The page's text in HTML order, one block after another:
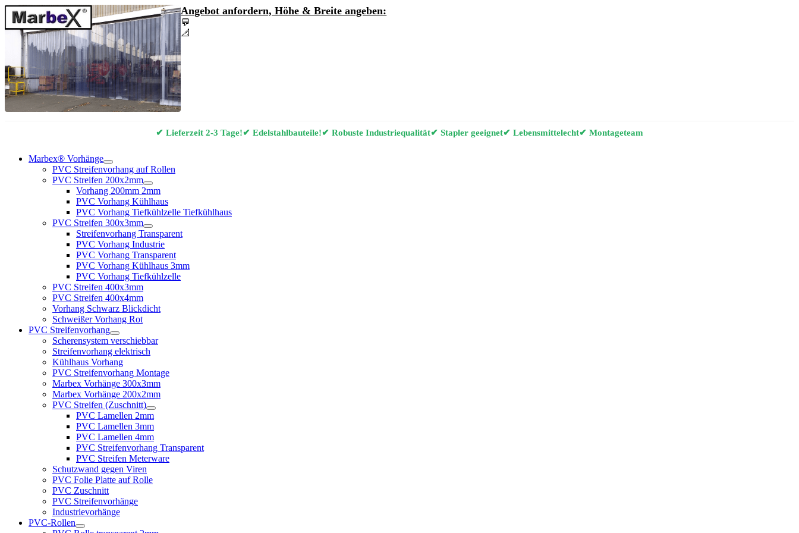
Angebot anfordern, Höhe & Breite angeben:
💬
📐
✔ Lieferzeit 2-3 Tage!✔ Edelstahlbauteile!✔ Robuste Industriequalität✔ Stapler geeignet✔ Lebensmittelecht✔ Montageteam
Marbex® Vorhänge
PVC Streifenvorhang auf Rollen
PVC Streifen 200x2mm
Vorhang 200mm 2mm
PVC Vorhang Kühlhaus
PVC Vorhang Tiefkühlzelle Tiefkühlhaus
PVC Streifen 300x3mm
Streifenvorhang Transparent
PVC Vorhang Industrie
PVC Vorhang Transparent
PVC Vorhang Kühlhaus 3mm
PVC Vorhang Tiefkühlzelle
PVC Streifen 400x3mm
PVC Streifen 400x4mm
Vorhang Schwarz Blickdicht
Schweißer Vorhang Rot
PVC Streifenvorhang
Scherensystem verschiebbar
Streifenvorhang elektrisch
Kühlhaus Vorhang
PVC Streifenvorhang Montage
Marbex Vorhänge 300x3mm
Marbex Vorhänge 200x2mm
PVC Streifen (Zuschnitt)
PVC Lamellen 2mm
PVC Lamellen 3mm
PVC Lamellen 4mm
PVC Streifenvorhang Transparent
PVC Streifen Meterware
Schutzwand gegen Viren
PVC Folie Platte auf Rolle
PVC Zuschnitt
PVC Streifenvorhänge
Industrievorhänge
PVC-Rollen